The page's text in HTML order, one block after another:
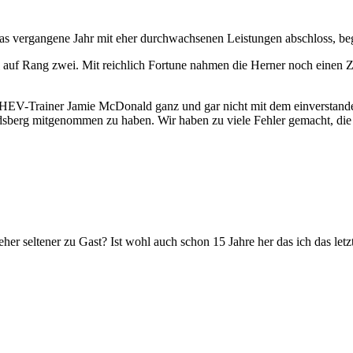
vergangene Jahr mit eher durchwachsenen Leistungen abschloss,
Rang zwei. Mit reichlich Fortune nahmen die Herner noch einen
Trainer Jamie McDonald ganz und gar nicht mit dem
mitgenommen zu haben. Wir haben zu viele Fehler gemacht,
seltener zu Gast? Ist wohl auch schon 15 Jahre her das ich das